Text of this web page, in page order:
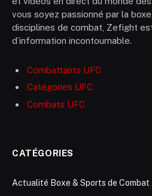
vous soyez passionné par la
disciplines de combat, Zefight
d’information incontournable.
Combattants UFC
Catégories UFC
Combats UFC
CATÉGORIES
Actualité Boxe & Sports de Combat